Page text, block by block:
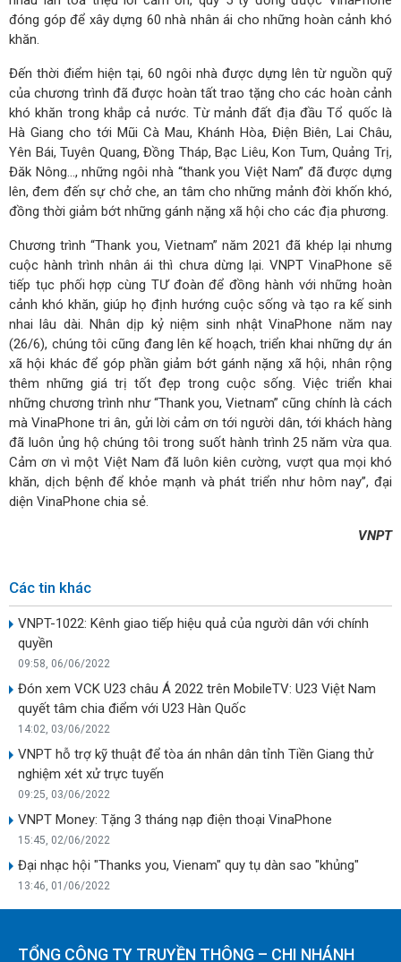
đóng góp để xây dựng 60 nhà nhân ái cho những hoàn cảnh khó
khăn.
Đến thời điểm hiện tại, 60 ngôi nhà được dựng lên từ nguồn quỹ
của chương trình đã được hoàn tất trao tặng cho các hoàn cảnh
khó khăn trong khắp cả nước. Từ mảnh đất địa đầu Tổ quốc là
Hà Giang cho tới Mũi Cà Mau, Khánh Hòa, Điện Biên, Lai Châu,
Yên Bái, Tuyên Quang, Đồng Tháp, Bạc Liêu, Kon Tum, Quảng Trị,
Đăk Nông…, những ngôi nhà “thank you Việt Nam” đã được dựng
lên, đem đến sự chở che, an tâm cho những mảnh đời khốn khó,
đồng thời giảm bớt những gánh nặng xã hội cho các địa phương.
Chương trình “Thank you, Vietnam” năm 2021 đã khép lại nhưng
cuộc hành trình nhân ái thì chưa dừng lại. VNPT VinaPhone sẽ
tiếp tục phối hợp cùng TƯ đoàn để đồng hành với những hoàn
cảnh khó khăn, giúp họ định hướng cuộc sống và tạo ra kế sinh
nhai lâu dài. Nhân dịp kỷ niệm sinh nhật VinaPhone năm nay
(26/6), chúng tôi cũng đang lên kế hoạch, triển khai những dự án
xã hội khác để góp phần giảm bớt gánh nặng xã hội, nhân rộng
thêm những giá trị tốt đẹp trong cuộc sống. Việc triển khai
những chương trình như “Thank you, Vietnam” cũng chính là cách
mà VinaPhone tri ân, gửi lời cảm ơn tới người dân, tới khách hàng
đã luôn ủng hộ chúng tôi trong suốt hành trình 25 năm vừa qua.
Cảm ơn vì một Việt Nam đã luôn kiên cường, vượt qua mọi khó
khăn, dịch bệnh để khỏe mạnh và phát triển như hôm nay”, đại
diện VinaPhone chia sẻ.
VNPT
Các tin khác
VNPT-1022: Kênh giao tiếp hiệu quả của người dân với chính
quyền
09:58, 06/06/2022
Đón xem VCK U23 châu Á 2022 trên MobileTV: U23 Việt Nam
quyết tâm chia điểm với U23 Hàn Quốc
14:02, 03/06/2022
VNPT hỗ trợ kỹ thuật để tòa án nhân dân tỉnh Tiền Giang thử
nghiệm xét xử trực tuyến
09:25, 03/06/2022
VNPT Money: Tặng 3 tháng nạp điện thoại VinaPhone
15:45, 02/06/2022
Đại nhạc hội "Thanks you, Vienam" quy tụ dàn sao "khủng"
13:46, 01/06/2022
TỔNG CÔNG TY TRUYỀN THÔNG – CHI NHÁNH